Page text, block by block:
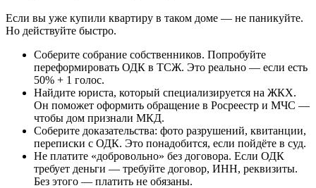
Если вы уже купили квартиру в таком доме — не паникуйте.
Но действуйте быстро.
Соберите собрание собственников. Попробуйте
переформировать ОДК в ТСЖ. Это реально — если есть
50% + 1 голос.
Найдите юриста, который специализируется на ЖКХ.
Он поможет оформить обращение в Росреестр и МЧС —
чтобы дом признали МКД.
Соберите доказательства: фото разрушений, квитанции,
переписки с ОДК. Это понадобится, если пойдёте в суд.
Не платите «добровольно» без договора. Если ОДК
требует деньги — требуйте договор, ИНН, реквизиты.
Без этого — платить не обязаны.